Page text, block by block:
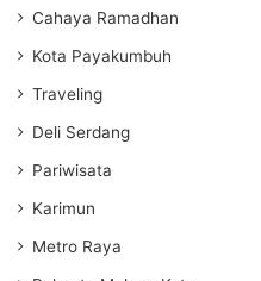
Cahaya Ramadhan
Kota Payakumbuh
Traveling
Deli Serdang
Pariwisata
Karimun
Metro Raya